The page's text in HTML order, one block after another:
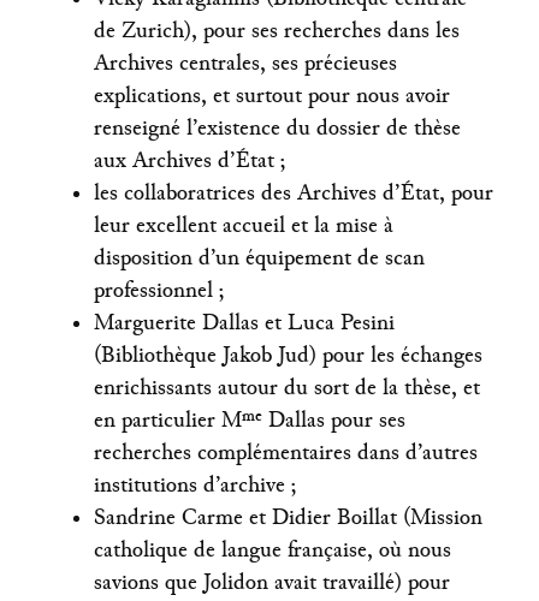
de Zurich), pour ses recherches dans les
Archives centrales, ses précieuses
explications, et surtout pour nous avoir
renseigné l’existence du dossier de thèse
aux Archives d’État ;
les collaboratrices des Archives d’État, pour
leur excellent accueil et la mise à
disposition d’un équipement de scan
professionnel ;
Marguerite Dallas et Luca Pesini
(Bibliothèque Jakob Jud) pour les échanges
enrichissants autour du sort de la thèse, et
en particulier Mᵐᵉ Dallas pour ses
recherches complémentaires dans d’autres
institutions d’archive ;
Sandrine Carme et Didier Boillat (Mission
catholique de langue française, où nous
savions que Jolidon avait travaillé) pour